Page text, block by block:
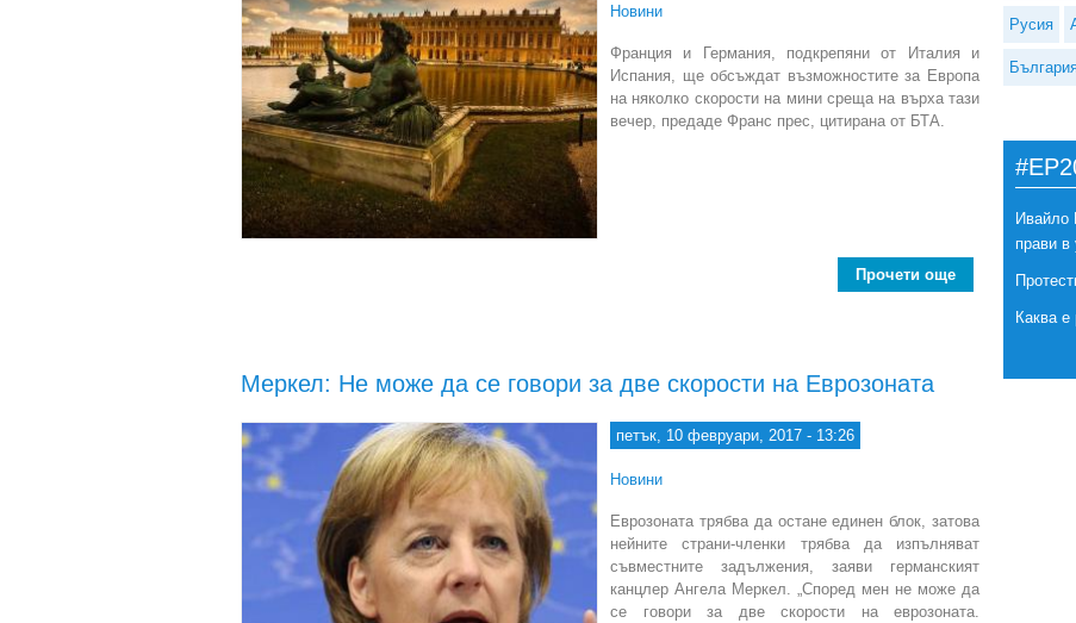
Новини
Франция и Германия, подкрепяни от Италия и
Испания, ще обсъждат възможностите за Европа
на няколко скорости на мини среща на върха тази
вечер, предаде Франс прес, цитирана от БТА.
Прочети още
about
Меркел: Не може да се говори за две скорости на Еврозоната
петък, 10 февруари, 2017 - 13:26
Новини
Eврозоната трябва да остане единен блок, затова
нейните страни-членки трябва да изпълняват
съвместните задължения, заяви германският
канцлер Ангела Меркел. „Според мен не може да
се говори за две скорости на еврозоната.
Русия
Ивайло
прави в
Каква